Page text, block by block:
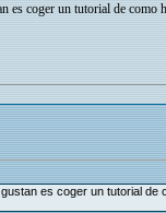
coger un tutorial de como
es coger un tutorial